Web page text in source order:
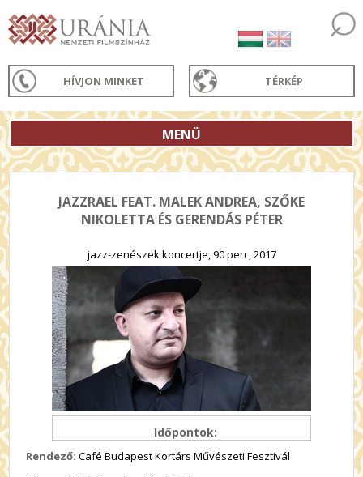
HÍVJON MINKET TÉRKÉP
MENÜ
JAZZRAEL FEAT. MALEK ANDREA, SZŐKE
NIKOLETTA ÉS GERENDÁS PÉTER
jazz-zenészek koncertje, 90 perc, 2017
Időpontok:
Rendező: Café Budapest Kortárs Művészeti Fesztivál